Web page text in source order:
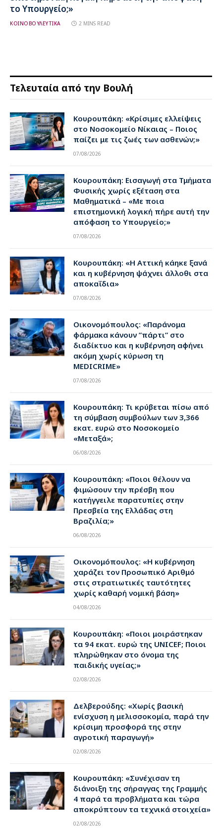
το Υπουργείο;»
ΚΟΙΝΟΒΟΥΛΕΥΤΙΚΑ 2 MINS READ
Τελευταία από την Βουλή
Κουρουπάκη: «Κρίσιμες ελλείψεις
στο Νοσοκομείο Νίκαιας – Ποιος
παίζει με τις ζωές των ασθενών;»
07/08/2026
Κουρουπάκη: Εισαγωγή στα Τμήματα
Φυσικής χωρίς εξέταση στα
Μαθηματικά – «Με ποια
επιστημονική λογική πήρε αυτή την
απόφαση το Υπουργείο;»
07/08/2026
Κουρουπάκη: «Η Αττική κάηκε ξανά
και η κυβέρνηση ψάχνει άλλοθι στα
αποκαΐδια»
07/08/2026
Οικονομόπουλος: «Παράνομα
φάρμακα κάνουν ”πάρτι” στο
διαδίκτυο και η κυβέρνηση αφήνει
ακόμη χωρίς κύρωση τη
MEDICRIME»
07/08/2026
Κουρουπάκη: Τι κρύβεται πίσω από
τη σύμβαση συμβούλων των 3,366
εκατ. ευρώ στο Νοσοκομείο
«Μεταξά»;
06/08/2026
Κουρουπάκη: «Ποιοι θέλουν να
φιμώσουν την πρέσβη που
κατήγγειλε παρατυπίες στην
Πρεσβεία της Ελλάδας στη
Βραζιλία;»
06/08/2026
Οικονομόπουλος: «Η κυβέρνηση
χαράζει τον Προσωπικό Αριθμό
στις στρατιωτικές ταυτότητες
χωρίς καθαρή νομική βάση»
04/08/2026
Κουρουπάκη: «Ποιοι μοιράστηκαν
τα 94 εκατ. ευρώ της UNICEF; Ποιοι
πληρώθηκαν στο όνομα της
παιδικής υγείας;»
02/08/2026
Δελβερούδης: «Χωρίς βασική
ενίσχυση η μελισσοκομία, παρά την
κρίσιμη προσφορά της στην
αγροτική παραγωγή»
02/08/2026
Κουρουπάκη: «Συνέχισαν τη
διάνοιξη της σήραγγας της Γραμμής
4 παρά τα προβλήματα και τώρα
αποκρύπτουν τα τεχνικά στοιχεία»
02/08/2026